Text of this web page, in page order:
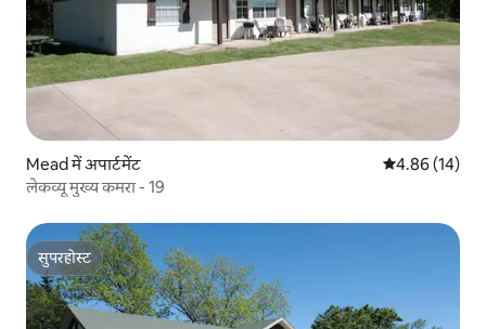
Mead में अपार्टमेंट औसत रेटिंग 5 में
4.86 (14)
लेकव्यू मुख्य कमरा - 19
सुपरहोस्ट
सुपरहोस्ट